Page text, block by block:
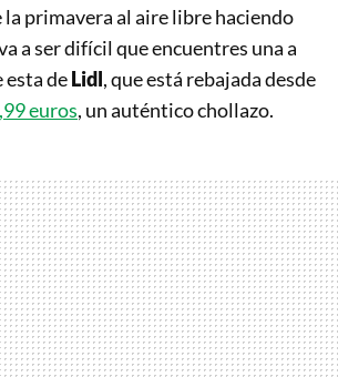
primavera al aire libre haciendo
a ser difícil que encuentres una a
esta deLidl, que está rebajada desde
euros, un auténtico chollazo.